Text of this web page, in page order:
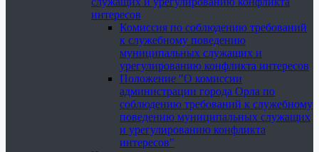
интересов
Комиссия по соблюдению требований
к служебному поведению
муниципальных служащих и
урегулированию конфликта интересов
Положение "О комиссии
администрации города Орла по
соблюдению требований к служебному
поведению муниципальных служащих
и урегулированию конфликта
интересов"